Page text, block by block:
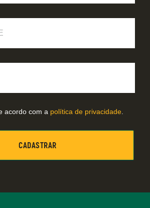
acordo com a política de privacidade